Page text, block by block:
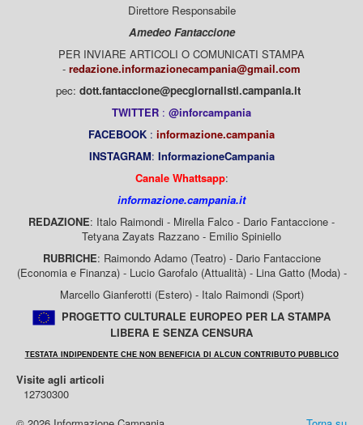
Direttore Responsabile
Amedeo Fantaccione
PER INVIARE ARTICOLI O COMUNICATI STAMPA
- redazione.informazionecampania@gmail.com
pec: dott.fantaccione@pecgiornalisti.campania.it
TWITTER : @inforcampania
FACEBOOK : informazione.campania
INSTAGRAM: InformazioneCampania
Canale Whattsapp:
informazione.campania.it
REDAZIONE: Italo Raimondi - Mirella Falco - Dario Fantaccione -
Tetyana Zayats Razzano - Emilio Spiniello
RUBRICHE: Raimondo Adamo (Teatro) - Dario Fantaccione
(Economia e Finanza) - Lucio Garofalo (Attualità) - Lina Gatto (Moda) -
Marcello Gianferotti (Estero) - Italo Raimondi (Sport)
PROGETTO CULTURALE EUROPEO PER LA STAMPA
LIBERA E SENZA CENSURA
TESTATA INDIPENDENTE CHE NON BENEFICIA DI ALCUN CONTRIBUTO PUBBLICO
Visite agli articoli
12730300